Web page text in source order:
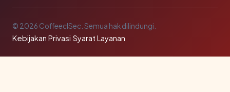
© 2026 CoffeeclSec. Semua hak dilindungi.
Kebijakan Privasi·Syarat Layanan